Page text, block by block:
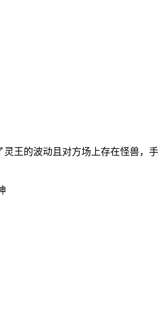
王的波动且对方场上存在怪兽，